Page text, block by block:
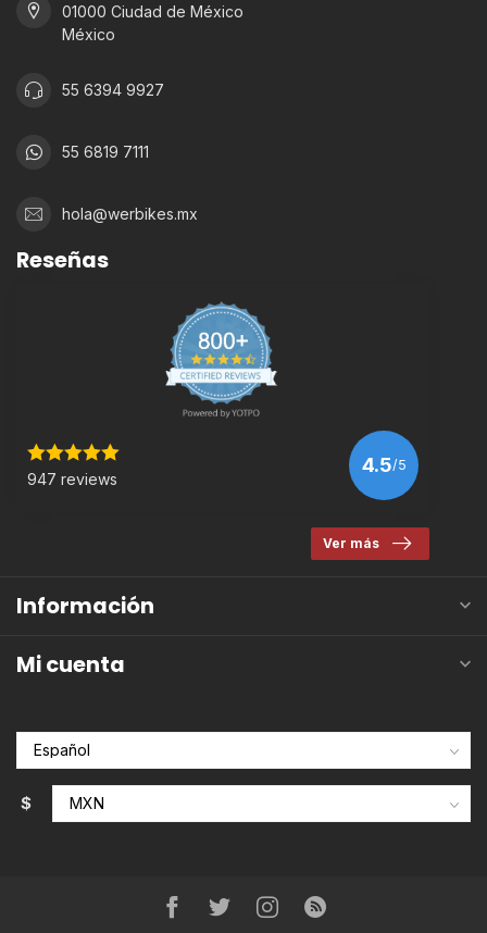
01000 Ciudad de México
México
55 6394 9927
55 6819 7111
hola@werbikes.mx
Reseñas
947 reviews
4.5/5
Ver más
Información
Mi cuenta
$